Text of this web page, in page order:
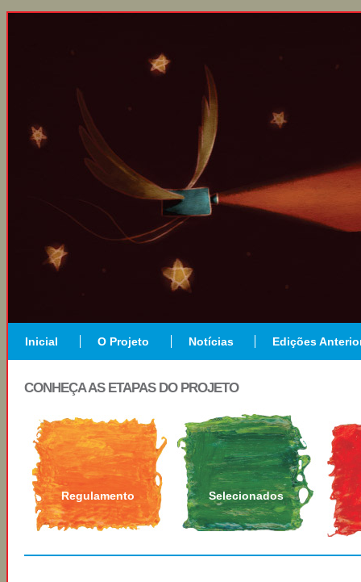
Inicial O Projeto Notícias Edições
CONHEÇA AS ETAPAS DO PROJETO
Regulamento Selecionados